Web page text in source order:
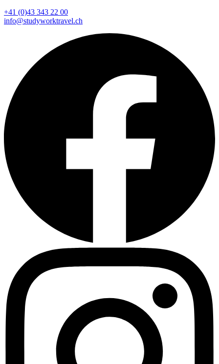
+41 (0)43 343 22 00
info@studyworktravel.ch